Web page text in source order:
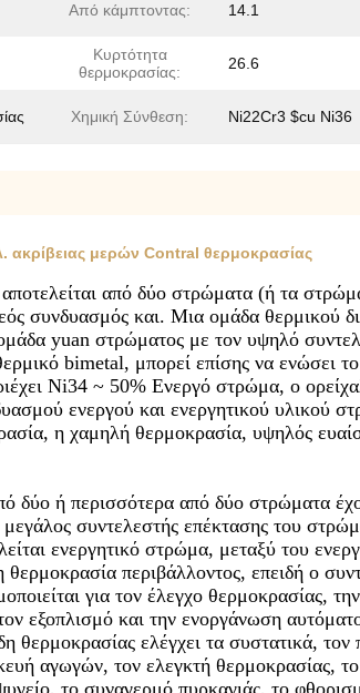
Από κάμπτοντας: 14.1
Κυρτότητα
θερμοκρασίας:
26.6
Χημική Σύνθεση: Ni22Cr3 $cu Ni36
ακρίβειας μερών Contral θερμοκρασίας
από δύο στρώματα (ή τα
συνδυασμός και. Μια ομάδα θερμικού
yuan στρώματος με τον υψηλό
bimetal, μπορεί επίσης να
Ni34 ~ 50% Ενεργό στρώμα, ο
ενεργού και ενεργητικού υλικού
η χαμηλή θερμοκρασία, υψηλός
δύο ή περισσότερα από δύο στρώματα
συντελεστής επέκτασης του
ενεργητικό στρώμα, μεταξύ του
περιβάλλοντος, επειδή ο
για τον έλεγχο θερμοκρασίας,
εξοπλισμό και την ενοργάνωση
θερμοκρασίας ελέγχει τα συστατικά,
αγωγών, τον ελεγκτή θερμοκρασίας,
το συναγερμό πυρκαγιάς, το